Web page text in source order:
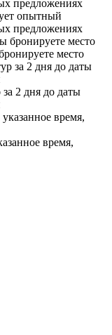
опытный
предложениях
место
2 дня до даты
время,